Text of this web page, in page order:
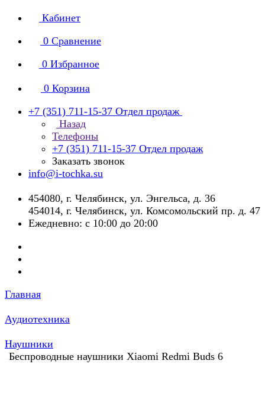
Кабинет
0 Сравнение
0 Избранное
0 Корзина
+7 (351) 711-15-37 Отдел продаж
Назад
Телефоны
+7 (351) 711-15-37 Отдел продаж
Заказать звонок
info@i-tochka.su
​454080, г. Челябинск, ул. Энгельса, д. 36
454014, г. Челябинск, ул. Комсомольский пр. д. 47
Ежедневно: с 10:00 до 20:00
Главная
Аудиотехника
Наушники
Беспроводные наушники Xiaomi Redmi Buds 6